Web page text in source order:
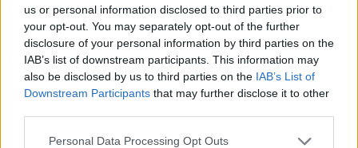
us or personal information disclosed to third parties prior to
your opt-out. You may separately opt-out of the further
disclosure of your personal information by third parties on the
IAB’s list of downstream participants. This information may
also be disclosed by us to third parties on the IAB’s List of
Downstream Participants that may further disclose it to other
Personal Data Processing Opt Outs